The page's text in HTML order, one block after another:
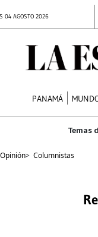
04 AGOSTO 2026
PANAMÁ
Opinión> Columnistas